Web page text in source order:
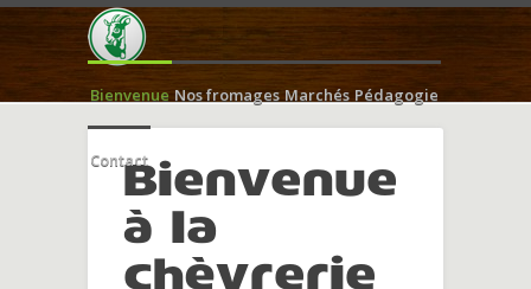
Bienvenue Nos fromages Marchés Pédagogie
ContactBienvenue
à la
chèvrerie